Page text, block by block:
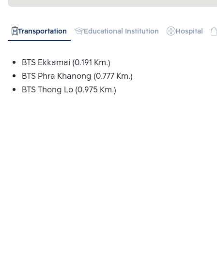
Transportation Educational Institution Hospital
BTS Ekkamai (0.191 Km.)
BTS Phra Khanong (0.777 Km.)
BTS Thong Lo (0.975 Km.)